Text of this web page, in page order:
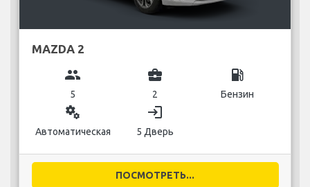
MAZDA 2
group
5
business_center
2
local_gas_station
Бензин
miscellaneous_services
Автоматическая
login
5 Дверь
ПОСМОТРЕТЬ...